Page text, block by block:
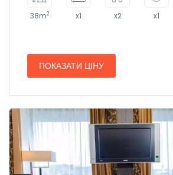
38m2 x1 x2 x1
ПОКАЗАТИ ЦІНУ